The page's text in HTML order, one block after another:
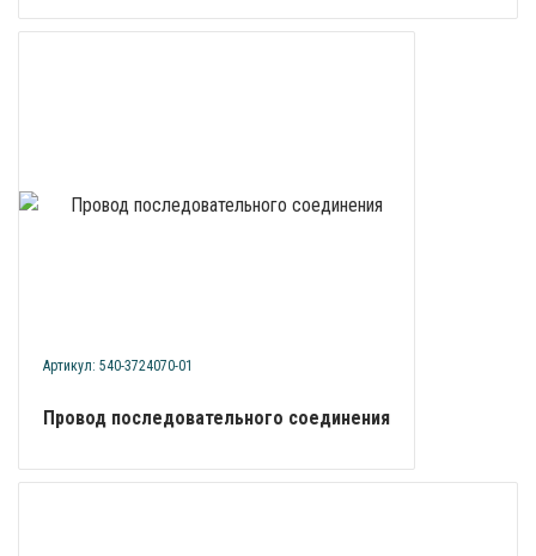
Артикул: 540-3724070-01
Провод последовательного соединения